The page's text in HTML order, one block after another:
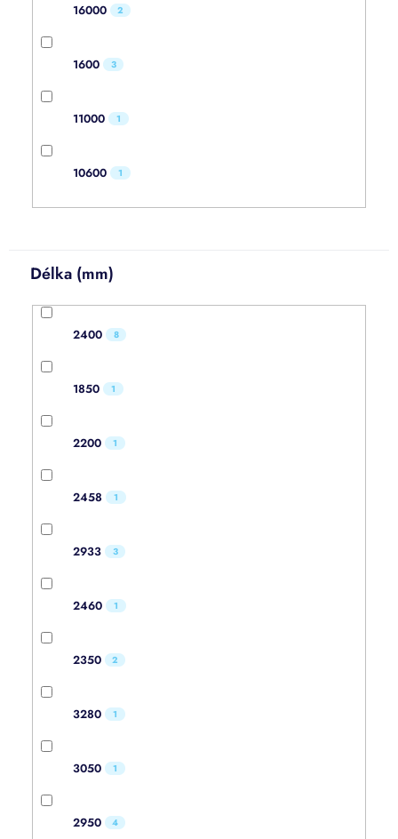
16000 2
1600 3
11000 1
10600 1
Délka (mm)
2400 8
1850 1
2200 1
2458 1
2933 3
2460 1
2350 2
3280 1
3050 1
2950 4